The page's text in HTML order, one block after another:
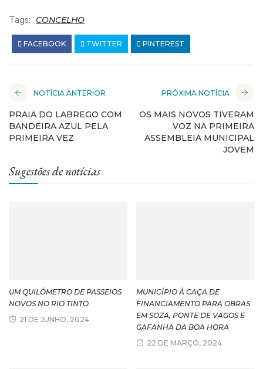
Tags: CONCELHO
FACEBOOK TWITTER PINTEREST
NOTÍCIA ANTERIOR
PRAIA DO LABREGO COM
BANDEIRA AZUL PELA
PRIMEIRA VEZ
PRÓXIMA NOTÍCIA
OS MAIS NOVOS TIVERAM
VOZ NA PRIMEIRA
ASSEMBLEIA MUNICIPAL
JOVEM
Sugestões de notícias
UM QUILÓMETRO DE PASSEIOS
NOVOS NO RIO TINTO
21 DE JUNHO, 2024
MUNICÍPIO À CAÇA DE
FINANCIAMENTO PARA OBRAS
EM SOZA, PONTE DE VAGOS E
GAFANHA DA BOA HORA
22 DE MARÇO, 2024